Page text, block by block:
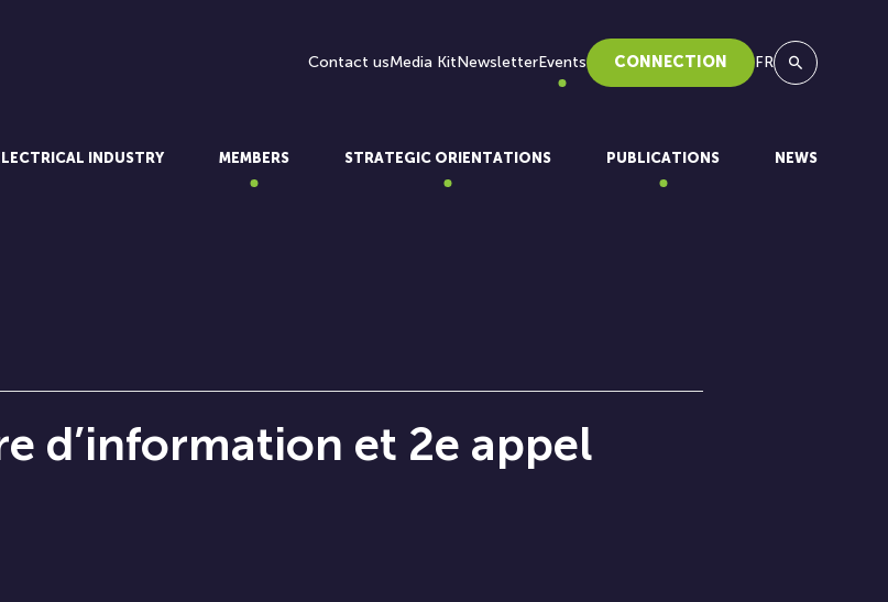
Contact usMedia KitNewsletterEvents CONNECTION FR
Search
INDUSTRY MEMBERS STRATEGIC ORIENTATIONS PUBLICATIONS NEWS
d’information et 2e appel